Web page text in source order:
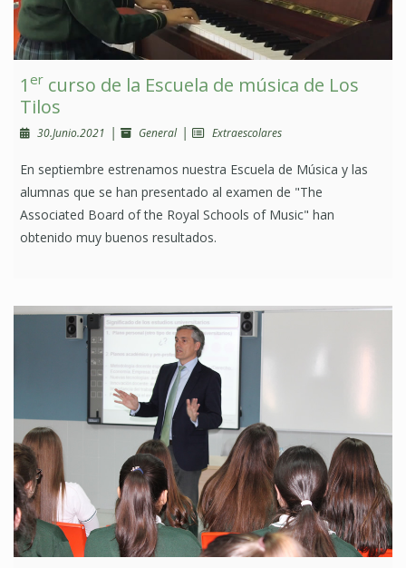
1 er curso de la Escuela de música de Los
Tilos
30.Junio.2021 | General | Extraescolares
En septiembre estrenamos nuestra Escuela de Música y las
alumnas que se han presentado al examen de "The
Associated Board of the Royal Schools of Music" han
obtenido muy buenos resultados.